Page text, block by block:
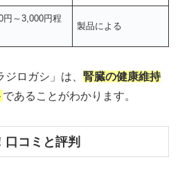
円～3,000円程
製品による
ジロガシ」は、 腎臓の健康維持
であることがわかります。
コミと評判